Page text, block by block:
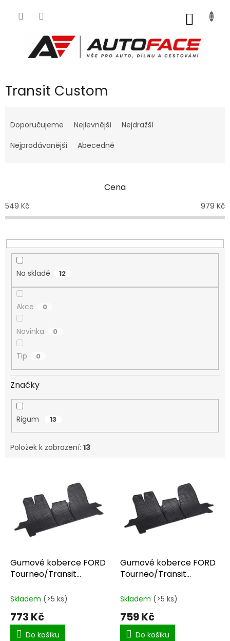
Transit Custom
a
e
o
d
k
t
Doporučujeme Nejlevnější
Nejdražší
Nejprodávanější
Abecedně
Cena
549 Kč 979 Kč
Na skladě 12
Akce 0
Novinka 0
Tip 0
Značky
Rigum 13
Položek k zobrazení: 13
dGumové koberce FORD
Tourneo/Transit
Skladem (>5 ks)
773 Kč
Do košíku
Gumové koberce FORD
Tourneo/Transit
(2012-)
Skladem (>5 ks)
759 Kč
Do košíku